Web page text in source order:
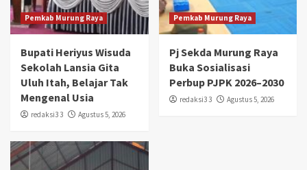
Pemkab Murung Raya
Bupati Heriyus Wisuda
Sekolah Lansia Gita
Uluh Itah, Belajar Tak
Mengenal Usia
redaksi3 3 Agustus 5, 2026
Pemkab Murung Raya
Pj Sekda Murung Raya
Buka Sosialisasi
Perbup PJPK 2026–2030
redaksi3 3 Agustus 5, 2026